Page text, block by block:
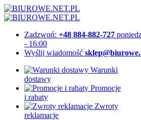
Zadzwoń: +48 884-882-727
- 16:00
Wyślij wiadomość
Warunki
dostawy
Promocje
i rabaty
Zwroty
reklamacje